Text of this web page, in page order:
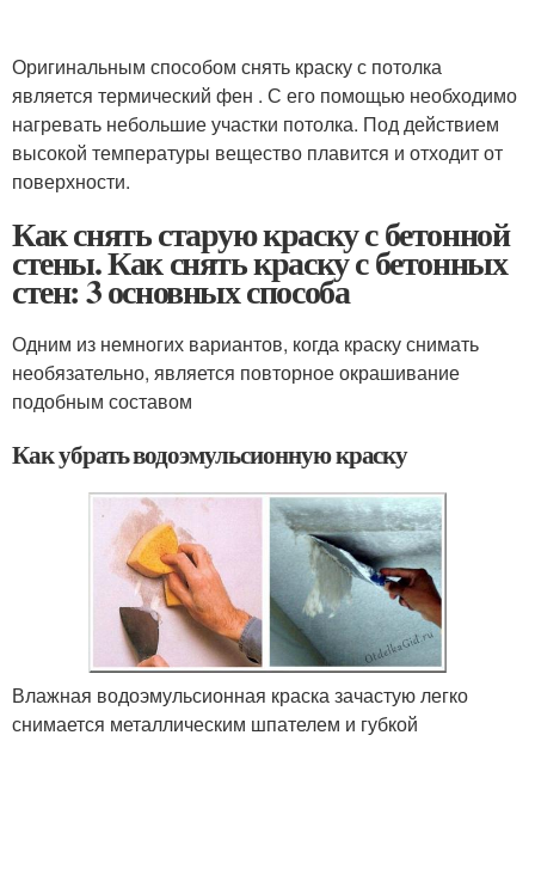
Оригинальным способом снять краску с потолка
является термический фен . С его помощью необходимо
нагревать небольшие участки потолка. Под действием
высокой температуры вещество плавится и отходит от
поверхности.
Как снять старую краску с бетонной
стены. Как снять краску с бетонных
стен: 3 основных способа
Одним из немногих вариантов, когда краску снимать
необязательно, является повторное окрашивание
подобным составом
Как убрать водоэмульсионную краску
Влажная водоэмульсионная краска зачастую легко
снимается металлическим шпателем и губкой